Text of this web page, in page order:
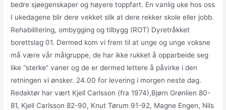
bedre sjøegenskaper og høyere toppfart. En vanlig uke hos oss
I ukedagene blir dere vekket slik at dere rekker skole eller jobb.
Rehabilitering, ombygging og tilbygg (ROT) Dyretråkket
borettslag 01. Dermed kom vi frem til at unge og unge voksne
må være vår målgruppe, de har ikke rukket å opparbeide seg
like “sterke” vaner og de er dermed lettere å påvirke i den
retningen vi ønsker. 24.00 for levering i morgen neste dag.
Redaktør har vært Kjell Carlsson (fra 1974),Bjørn Grønlien 80-
81, Kjell Carlsson 82-90, Knut Tørum 91-92, Magne Engen, Nils